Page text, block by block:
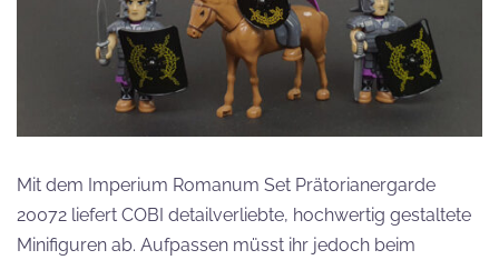
Mit dem Imperium Romanum Set Prätorianergarde
20072 liefert COBI detailverliebte, hochwertig gestaltete
Minifiguren ab. Aufpassen müsst ihr jedoch beim